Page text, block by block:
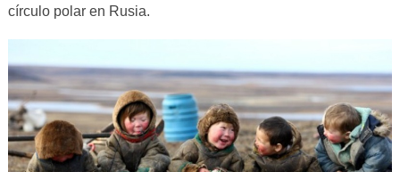
círculo polar en Rusia.